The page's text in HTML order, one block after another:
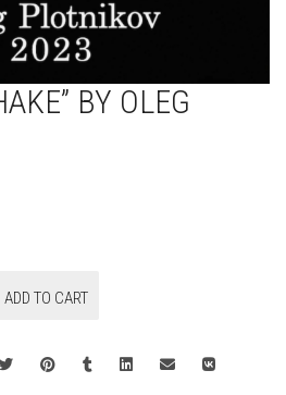
BY OLEG
ADD TO CART